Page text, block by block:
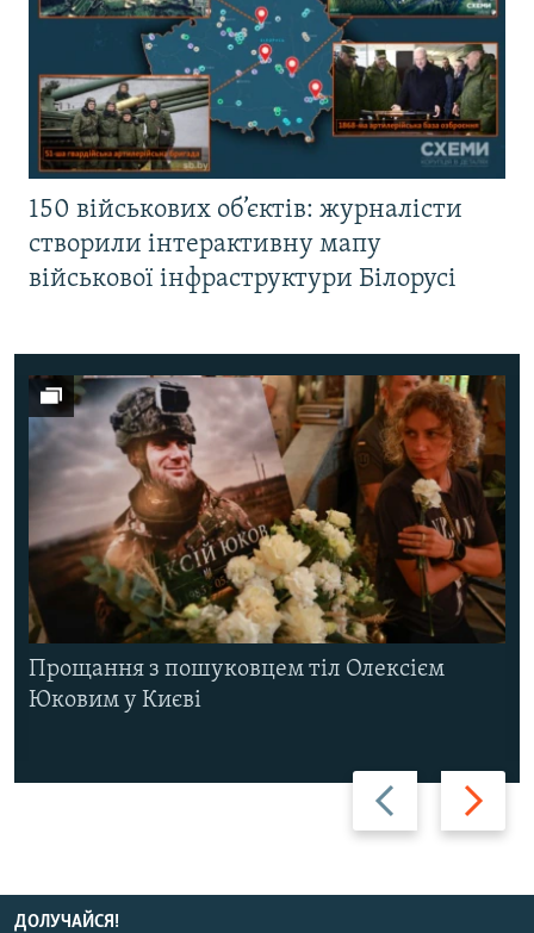
150 військових об’єктів: журналісти
створили інтерактивну мапу
військової інфраструктури Білорусі
Назад Вперед
Прощання з пошуковцем тіл Олексієм
Юковим у Києві
ДОЛУЧАЙСЯ!